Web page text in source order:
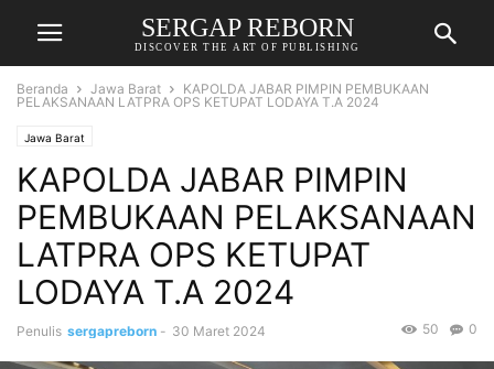
SERGAP REBORN
DISCOVER THE ART OF PUBLISHING
Beranda Jawa Barat
KAPOLDA JABAR PIMPIN PEMBUKAAN
PELAKSANAAN LATPRA OPS KETUPAT LODAYA T.A 2024
Jawa Barat
KAPOLDA JABAR PIMPIN
PEMBUKAAN PELAKSANAAN
LATPRA OPS KETUPAT
LODAYA T.A 2024
Penulis sergapreborn - 30 Maret 2024 0
50